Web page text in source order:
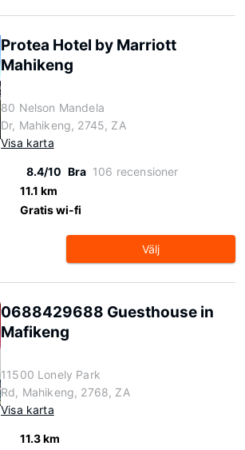
Protea Hotel by Marriott
Mahikeng
80 Nelson Mandela
Dr, Mahikeng, 2745, ZA
Visa karta
8.4/10 Bra 106 recensioner
11.1 km
Gratis wi-fi
Välj
0688429688 Guesthouse in
Mafikeng
11500 Lonely Park
Rd, Mahikeng, 2768, ZA
Visa karta
11.3 km